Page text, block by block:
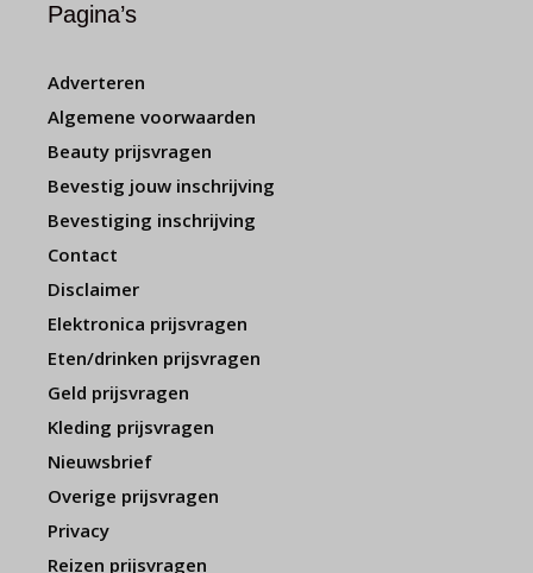
Pagina’s
Adverteren
Algemene voorwaarden
Beauty prijsvragen
Bevestig jouw inschrijving
Bevestiging inschrijving
Contact
Disclaimer
Elektronica prijsvragen
Eten/drinken prijsvragen
Geld prijsvragen
Kleding prijsvragen
Nieuwsbrief
Overige prijsvragen
Privacy
Reizen prijsvragen